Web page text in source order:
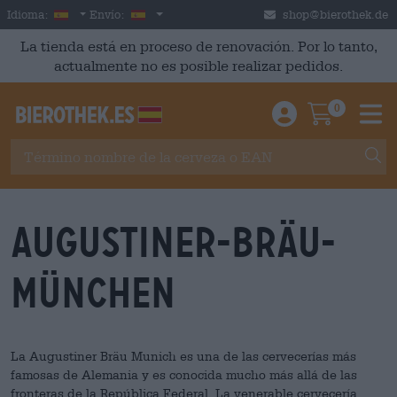
Skip to main content
Idioma: Spanish
Envío: España shop@bierothek.de
La tienda está en proceso de renovación. Por lo tanto,
actualmente no es posible realizar pedidos.
Einloggen /
0
Augustiner-Bräu-
München
La Augustiner Bräu Munich es una de las cervecerías más
famosas de Alemania y es conocida mucho más allá de las
fronteras de la República Federal. La venerable cervecería